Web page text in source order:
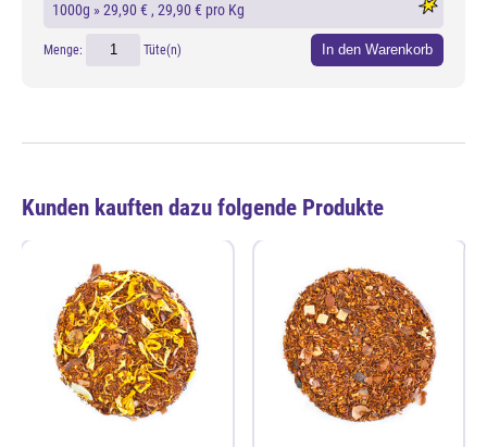
1000g »29,90 € , 29,90 € pro Kg
Menge: Tüte(n) In den Warenkorb
Kunden kauften dazu folgende Produkte